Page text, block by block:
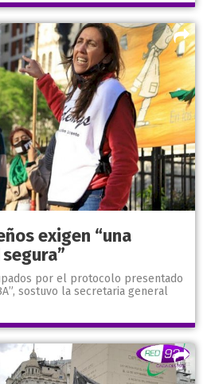
exigen “una
por el protocolo presentado
sostuvo la secretaria general